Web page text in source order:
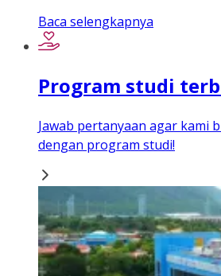
Baca selengkapnya
Program studi
Jawab pertanyaan agar kami
dengan program studi!